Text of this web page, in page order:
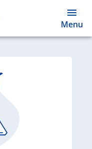
Menu